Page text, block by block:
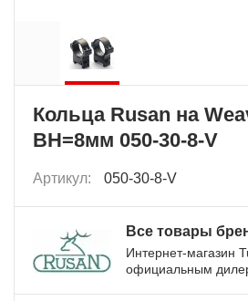
Кольца Rusan на
BH=8мм 050-30-8-V
Артикул: 050-30-8-V
Все товары
Интернет-магазин
официальным